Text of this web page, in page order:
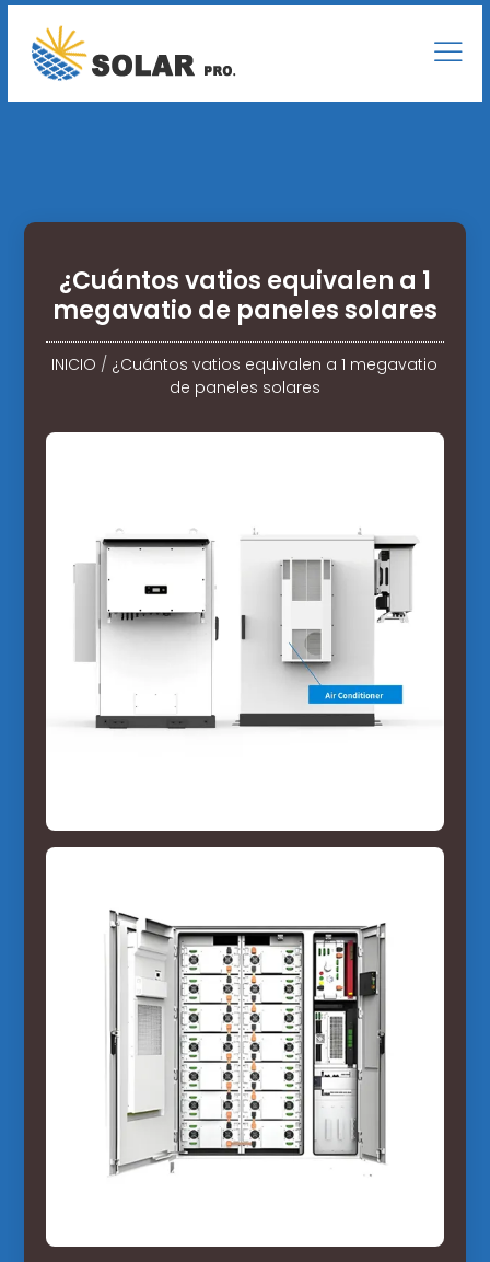
¿Cuántos vatios equivalen a 1
megavatio de paneles solares
INICIO / ¿Cuántos vatios equivalen a 1 megavatio
de paneles solares